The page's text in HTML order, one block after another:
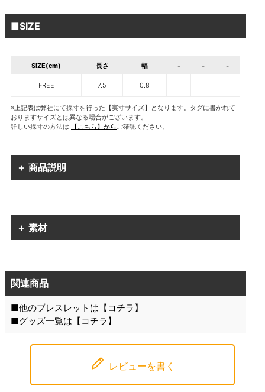
■SIZE
SIZE(cm) 長さ 幅 - - -
FREE 7.5 0.8
※上記表は弊社にて採寸を行った【実寸サイズ】となります。タグに書かれて
おりますサイズとは異なる場合がございます。
詳しい採寸の方法は
【こちら】からご確認ください。
＋ 商品説明
＋ 素材
関連商品
■他のブレスレットは【 コチラ 】
■グッズ一覧は【 コチラ 】
レビューを書く